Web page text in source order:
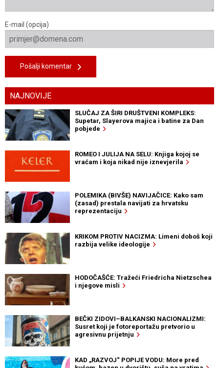
E-mail (opcija)
Pošalji komentar
NAJNOVIJE
SLUČAJ ZA ŠIRI DRUŠTVENI KOMPLEKS:
Supetar, Slayerova majica i batine za Dan
pobjede
ROMEO I JULIJA NA SELU: Knjiga kojoj se
vraćam i koja nikad nije iznevjerila
POLEMIKA (BIVŠE) NAVIJAČICE: Kako sam
(zasad) prestala navijati za hrvatsku
reprezentaciju
KRIKOM PROTIV NACIZMA: Limeni doboš koji
razbija velike ideologije
HODOČAŠĆE: Tražeći Friedricha Nietzschea
i njegove misli
BEČKI ZIDOVI–BALKANSKI NACIONALIZMI:
Susret koji je fotoreportažu pretvorio u
agresivnu prijetnju
KAD „RAZVOJ“ POPIJE VODU: More pred